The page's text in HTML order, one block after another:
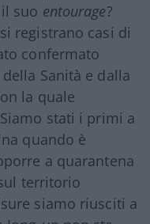
suo entourage?
registrano casi di
confermato
Sanità e dalla
la quale
stati i primi a
quando è
a quarantena
territorio
siamo riusciti a